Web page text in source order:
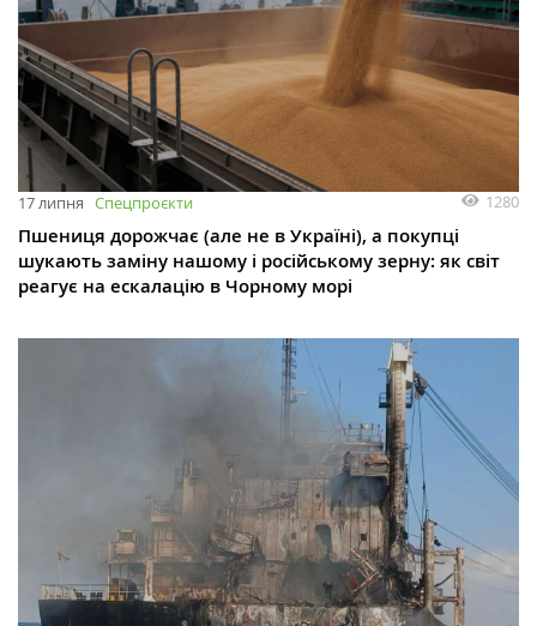
17 липня Спецпроєкти 1280
Пшениця дорожчає (але не в Україні), а покупці
шукають заміну нашому і російському зерну: як світ
реагує на ескалацію в Чорному морі